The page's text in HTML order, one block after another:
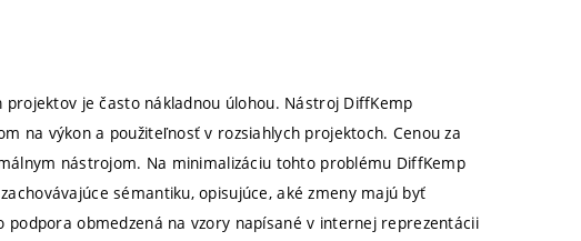
je často nákladnou úlohou. Nástroj DiffKemp
na výkon a použiteľnosť v rozsiahlych projektoch. Cenou za
nástrojom. Na minimalizáciu tohto problému DiffKemp
sémantiku, opisujúce, aké zmeny majú byť
podpora obmedzená na vzory napísané v internej reprezentácii